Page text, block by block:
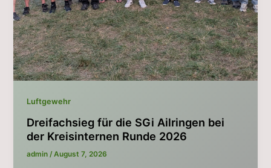
Luftgewehr
Dreifachsieg für die SGi Ailringen bei
der Kreisinternen Runde 2026
admin/August 7, 2026